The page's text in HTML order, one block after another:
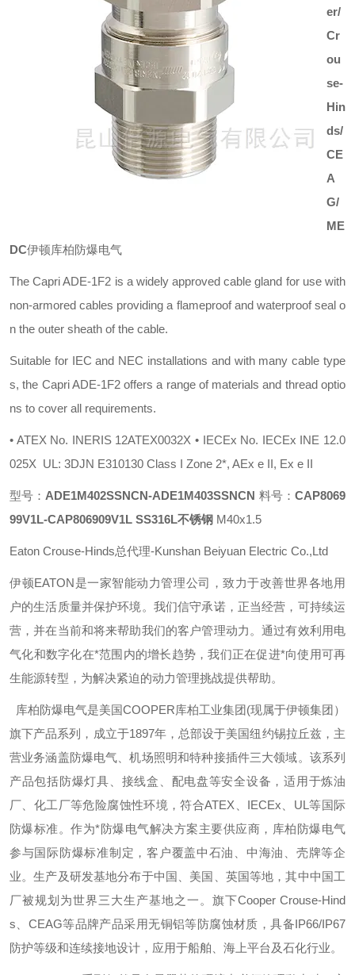
er/
Cr
ou
se-
Hin
ds/
CE
A
G/
ME
DC伊顿库柏防爆电气
The Capri ADE-1F2 is a widely approved cable gland for use with
non-armored cables providing a flameproof and waterproof seal o
n the outer sheath of the cable.
Suitable for IEC and NEC installations and with many cable type
s, the Capri ADE-1F2 offers a range of materials and thread optio
ns to cover all requirements.
• ATEX No. INERIS 12ATEX0032X • IECEx No. IECEx INE 12.0
025X UL: 3DJN E310130 Class I Zone 2*, AEx e II, Ex e II
型号： ADE1M402SSNCN-ADE1M403SSNCN 料号：CAP8069
99V1L-CAP806909V1L SS316L不锈钢 M40x1.5
Eaton Crouse-Hinds总代理-Kunshan Beiyuan Electric Co.,Ltd
伊顿EATON是一家智能动力管理公司，致力于改善世界各地用
户的生活质量并保护环境。我们信守承诺，正当经营，可持续运
营，并在当前和将来帮助我们的客户管理动力。通过有效利用电
气化和数字化在*范围内的增长趋势，我们正在促进*向使用可再
生能源转型，为解决紧迫的动力管理挑战提供帮助。
库柏防爆电气是美国COOPER库柏工业集团(现属于伊顿集团）
旗下产品系列，成立于1897年，总部设于美国纽约锡拉丘兹，主
营业务涵盖防爆电气、机场照明和特种接插件三大领域。该系列
产品包括防爆灯具、接线盒、配电盘等安全设备，适用于炼油
厂、化工厂等危险腐蚀性环境，符合ATEX IECEx UL 等国际
防爆标准。作为*防爆电气解决方案主要供应商，库柏防爆电气
参与国际防爆标准制定，客户覆盖中石油、中海油、壳牌等企
业。生产及研发基地分布于中国、美国、英国等地，其中中国工
厂被规划为世界三大生产基地之一。旗下Cooper Crouse-Hind
s
CEAG等品牌产品采用无铜铝等防腐蚀材质，具备IP66/IP67
防护等级和连续接地设计，应用于船舶、海上平台及石化行业。